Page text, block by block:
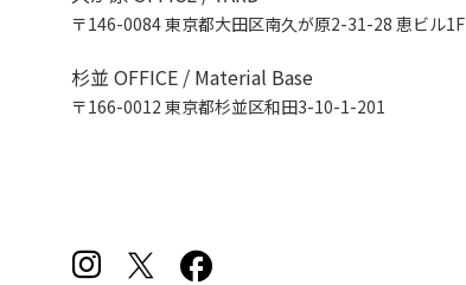
〒146-0084 東京都大田区南久が原2-31-28 恵ビル1F
杉並 OFFICE / Material Base
〒166-0012 東京都杉並区和田3-10-1-201